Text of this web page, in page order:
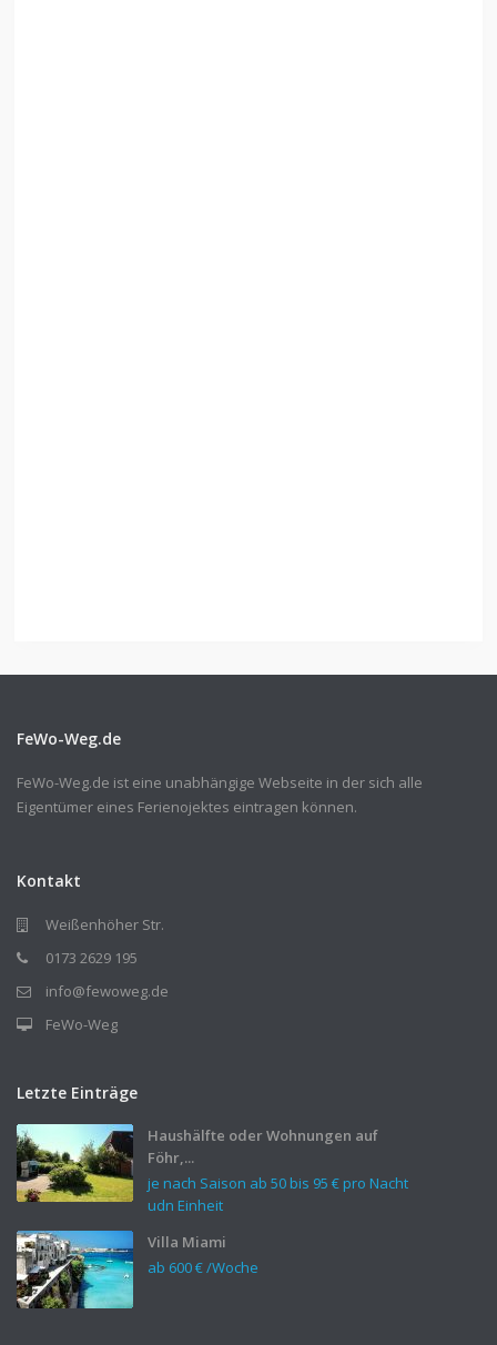
FeWo-Weg.de
FeWo-Weg.de ist eine unabhängige Webseite in der sich alle
Eigentümer eines Ferienojektes eintragen können.
Kontakt
Weißenhöher Str.
0173 2629 195
info@fewoweg.de
FeWo-Weg
Letzte Einträge
Haushälfte oder Wohnungen auf
Föhr,...
je nach Saison ab 50 bis 95 € pro Nacht
udn Einheit
Villa Miami
ab 600 €/Woche